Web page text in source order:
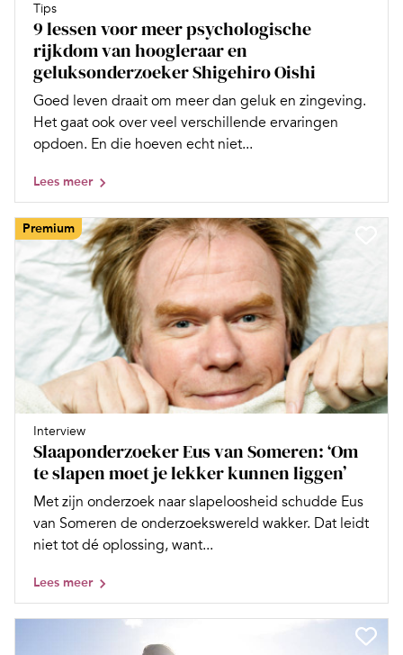
Tips
9 lessen voor meer psychologische
rijkdom van hoogleraar en
geluksonderzoeker Shigehiro Oishi
Goed leven draait om meer dan geluk en zingeving.
Het gaat ook over veel verschillende ervaringen
opdoen. En die hoeven echt niet...
Lees meer
Premium
Interview
Slaaponderzoeker Eus van Someren: ‘Om
te slapen moet je lekker kunnen liggen’
Met zijn onderzoek naar slapeloosheid schudde Eus
van Someren de onderzoekswereld wakker. Dat leidt
niet tot dé oplossing, want...
Lees meer